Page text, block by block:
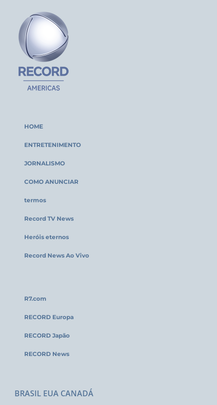
HOME
ENTRETENIMENTO
JORNALISMO
COMO ANUNCIAR
termos
Record TV News
Heróis eternos
Record News Ao Vivo
R7.com
RECORD Europa
RECORD Japão
RECORD News
BRASIL EUA CANADÁ